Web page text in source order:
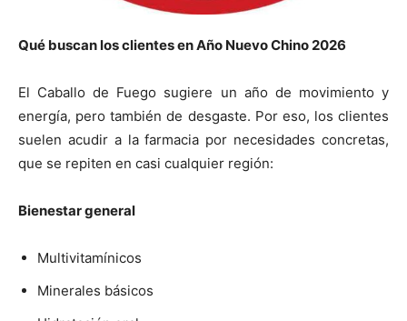
Qué buscan los clientes en Año Nuevo Chino 2026
El Caballo de Fuego sugiere un año de movimiento y
energía, pero también de desgaste. Por eso, los clientes
suelen acudir a la farmacia por necesidades concretas,
que se repiten en casi cualquier región:
Bienestar general
Multivitamínicos
Minerales básicos